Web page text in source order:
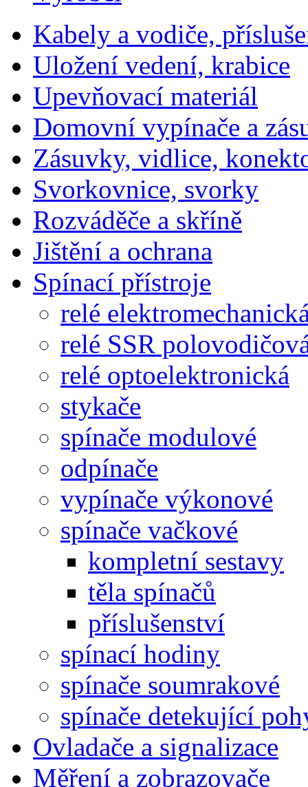
Kabely a vodiče,
Uložení vedení, krabice
Upevňovací materiál
Domovní vypínače a
Zásuvky, vidlice,
Svorkovnice, svorky
Rozváděče a skříně
Jištění a ochrana
Spínací přístroje
relé
relé SSR
relé optoelektronická
stykače
spínače modulové
odpínače
vypínače výkonové
spínače vačkové
kompletní sestavy
těla spínačů
příslušenství
spínací hodiny
spínače soumrakové
spínače detekující
Ovladače a signalizace
Měření a zobrazovače